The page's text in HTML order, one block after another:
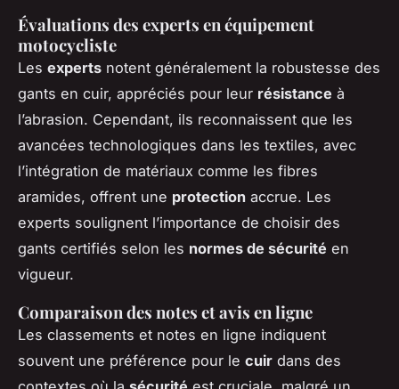
Évaluations des experts en équipement
motocycliste
Les experts notent généralement la robustesse des
gants en cuir, appréciés pour leur résistance à
l’abrasion. Cependant, ils reconnaissent que les
avancées technologiques dans les textiles, avec
l’intégration de matériaux comme les fibres
aramides, offrent une protection accrue. Les
experts soulignent l’importance de choisir des
gants certifiés selon les normes de sécurité en
vigueur.
Comparaison des notes et avis en ligne
Les classements et notes en ligne indiquent
souvent une préférence pour le cuir dans des